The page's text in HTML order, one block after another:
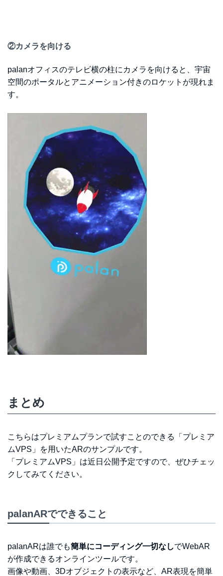
②カメラを向ける
palanオフィスのテレビ横の柱にカメラを向けると、宇宙
空間のポータルとアニメーション付きのロケットが現れま
す。
まとめ
こちらはプレミアムプランで試すことのできる「プレミア
ムVPS」を用いたARのサンプルです。
「プレミアムVPS」は近日公開予定ですので、ぜひチェッ
クしてみてください。
palanARでできること
palanARは誰でも簡単にコーディング一切なしでWebAR
が作成できるオンラインツールです。
画像や動画、3Dオブジェクトの表示など、AR表現を簡単